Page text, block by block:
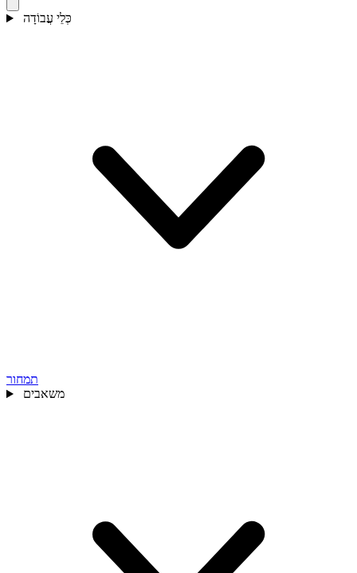
כְּלֵי עֲבוֹדָה
תמחור
משאבים